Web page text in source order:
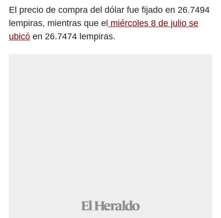
El precio de compra del dólar fue fijado en 26.7494
lempiras, mientras que el miércoles 8 de julio se
ubicó en 26.7474 lempiras.